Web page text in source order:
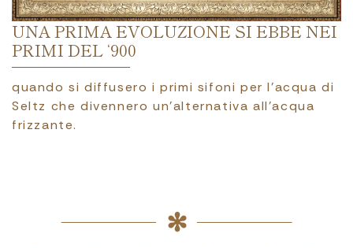
UNA PRIMA EVOLUZIONE SI EBBE NEI
PRIMI DEL ‘900
quando si diffusero i primi sifoni per l’acqua di
Seltz che divennero un’alternativa all’acqua
frizzante.